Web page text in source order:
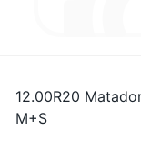
12.00R20
M+S